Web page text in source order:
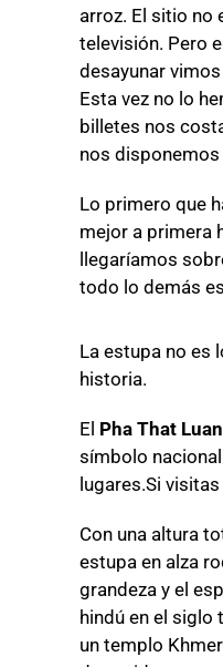
arroz. El sitio no
televisión. Pero
desayunar
Esta vez no lo
billetes nos
nos disponemos
Lo primero que
mejor a primera
llegaríamos
todo lo demás
La estupa no es
historia.
El Pha That
símbolo
lugares.Si
Con una altura
estupa en alza
grandeza y el
hindú en el siglo
un templo